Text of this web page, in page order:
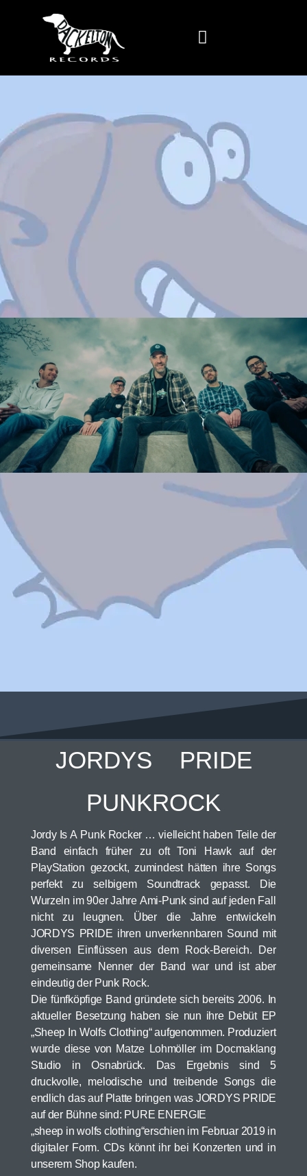
JORDYS PRIDE
PUNKROCK
Jordy Is A Punk Rocker … vielleicht haben Teile der
Band einfach früher zu oft Toni Hawk auf der
PlayStation gezockt, zumindest hätten ihre Songs
perfekt zu selbigem Soundtrack gepasst. Die
Wurzeln im 90er Jahre Ami-Punk sind auf jeden Fall
nicht zu leugnen. Über die Jahre entwickeln
JORDYS PRIDE ihren unverkennbaren Sound mit
diversen Einflüssen aus dem Rock-Bereich. Der
gemeinsame Nenner der Band war und ist aber
eindeutig der Punk Rock.
Die fünfköpfige Band gründete sich bereits 2006. In
aktueller Besetzung haben sie nun ihre Debüt EP
„Sheep In Wolfs Clothing“ aufgenommen. Produziert
wurde diese von Matze Lohmöller im Docmaklang
Studio in Osnabrück. Das Ergebnis sind 5
druckvolle, melodische und treibende Songs die
endlich das auf Platte bringen was JORDYS PRIDE
auf der Bühne sind: PURE ENERGIE
„sheep in wolfs clothing“erschien im Februar 2019 in
digitaler Form. CDs könnt ihr bei Konzerten und in
unserem Shop kaufen.